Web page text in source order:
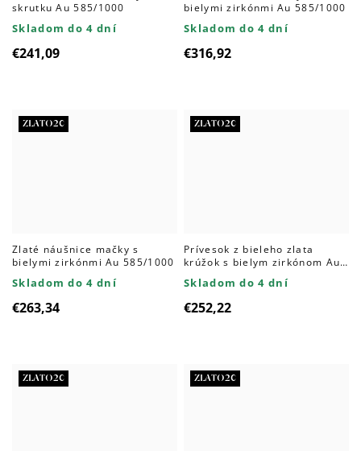
skrutku Au 585/1000
Skladom do 4 dní
€241,09
bielymi zirkónmi Au 585/1000
Skladom do 4 dní
€316,92
ZLATO20
Zlaté náušnice mačky s
bielymi zirkónmi Au 585/1000
Skladom do 4 dní
€263,34
ZLATO20
Prívesok z bieleho zlata
krúžok s bielym zirkónom Au
Skladom do 4 dní
€252,22
ZLATO20 ZLATO20